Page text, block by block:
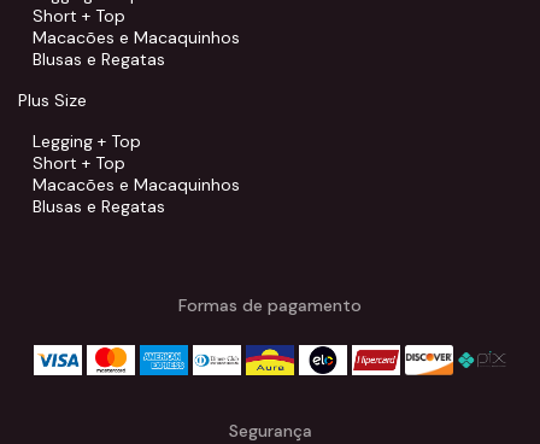
Short + Top
Macacões e Macaquinhos
Blusas e Regatas
Plus Size
Legging + Top
Short + Top
Macacões e Macaquinhos
Blusas e Regatas
Formas de pagamento
Segurança